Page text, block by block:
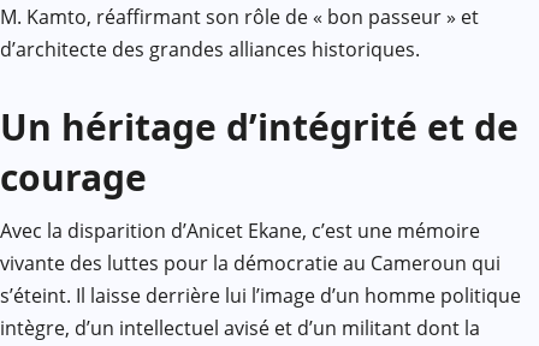
M. Kamto, réaffirmant son rôle de « bon passeur » et
d’architecte des grandes alliances historiques.
Un héritage d’intégrité et de
courage
Avec la disparition d’Anicet Ekane, c’est une mémoire
vivante des luttes pour la démocratie au Cameroun qui
s’éteint. Il laisse derrière lui l’image d’un homme politique
intègre, d’un intellectuel avisé et d’un militant dont la